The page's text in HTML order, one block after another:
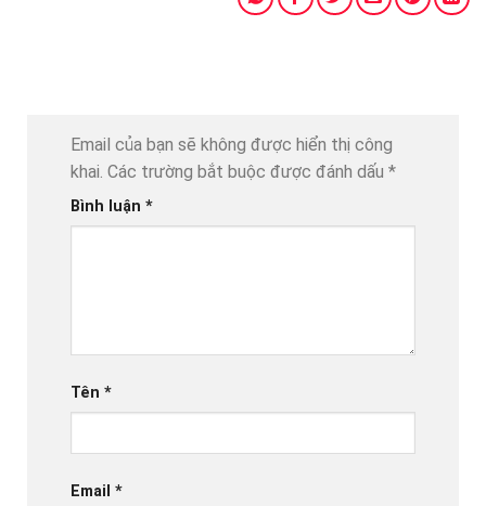
Email của bạn sẽ không được hiển thị công
khai. Các trường bắt buộc được đánh dấu *
Bình luận *
Tên *
Email *